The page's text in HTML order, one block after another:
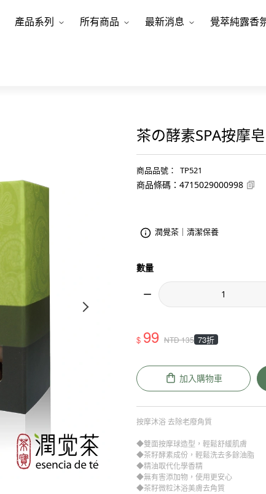
產品系列 所有商品 最新消息 覺萃純露香
茶の酵素SPA按摩
商品品號 ： TP521
商品條碼 ： 4715029000998
潤覺茶｜清潔保養
數量
$ 99 NTD135 73折
加入購物車
按摩沐浴 去除老廢角質
◆雙面按摩球造型，輕鬆舒緩肌膚
◆茶籽酵素成份，輕鬆洗去多餘油脂
◆精油取代化學香精
◆無有害添加物，使用更安心
◆茶籽微粒沐浴美膚去角質